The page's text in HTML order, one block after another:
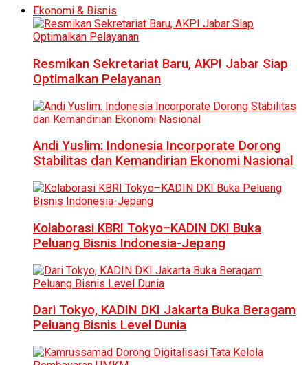
Ekonomi & Bisnis
Resmikan Sekretariat Baru, AKPI Jabar Siap
Optimalkan Pelayanan
Andi Yuslim: Indonesia Incorporate Dorong
Stabilitas dan Kemandirian Ekonomi Nasional
Kolaborasi KBRI Tokyo–KADIN DKI Buka
Peluang Bisnis Indonesia-Jepang
Dari Tokyo, KADIN DKI Jakarta Buka Beragam
Peluang Bisnis Level Dunia